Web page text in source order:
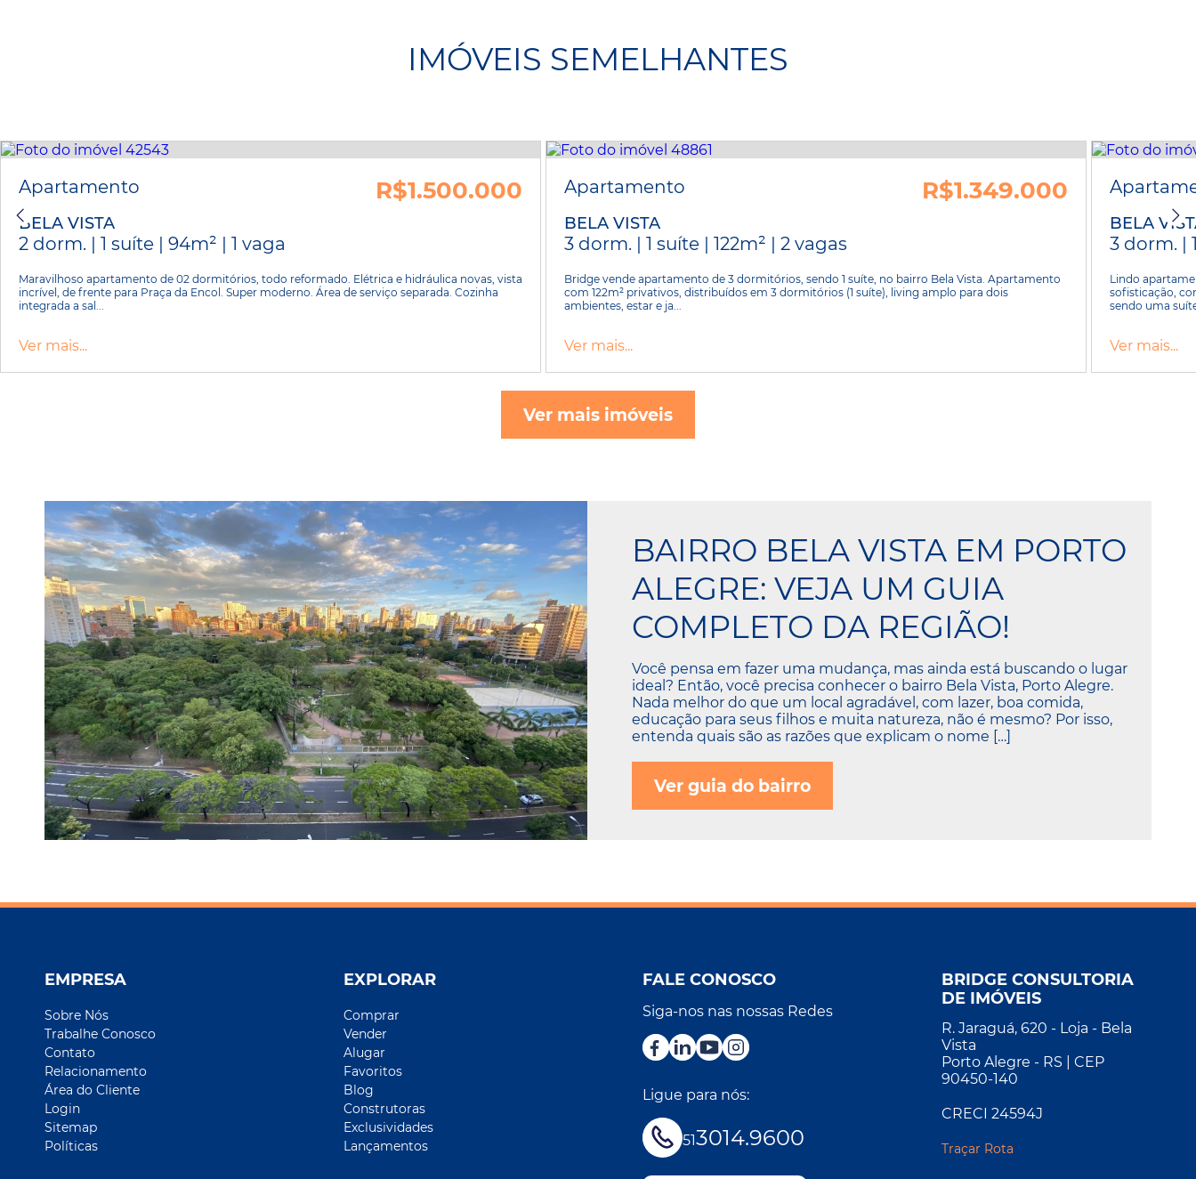
IMÓVEIS SEMELHANTES
Apartamento R$1.500.000
BELA VISTA
2 dorm. | 1 suíte | 94m² | 1 vaga
Maravilhoso apartamento de 02 dormitórios, todo reformado. Elétrica e hidráulica novas, vista
incrível, de frente para Praça da Encol. Super moderno. Área de serviço separada. Cozinha
integrada a sal...
Ver mais...
Apartamento R$1.349.000
BELA VISTA
3 dorm. | 1 suíte | 122m² | 2 vagas
Bridge vende apartamento de 3 dormitórios, sendo 1 suíte, no bairro Bela Vista. Apartamento
com 122m² privativos, distribuídos em 3 dormitórios (1 suíte), living amplo para dois
ambientes, estar e ja...
Ver mais...
BELA
3 dorm. |
Lindo
sofisticação,
sendo uma
Ver mais...
Ver mais imóveis
BAIRRO BELA VISTA EM PORTO
ALEGRE: VEJA UM GUIA
COMPLETO DA REGIÃO!
Você pensa em fazer uma mudança, mas ainda está buscando o lugar
ideal? Então, você precisa conhecer o bairro Bela Vista, Porto Alegre.
Nada melhor do que um local agradável, com lazer, boa comida,
educação para seus filhos e muita natureza, não é mesmo? Por isso,
entenda quais são as razões que explicam o nome […]
Ver guia do bairro
EMPRESA
Sobre Nós
Trabalhe Conosco
Contato
Relacionamento
Área do Cliente
Login
Sitemap
Políticas
EXPLORAR
Comprar
Vender
Alugar
Favoritos
Blog
Construtoras
Exclusividades
Lançamentos
FALE CONOSCO
Siga-nos nas nossas Redes
Ligue para nós:
513014.9600
BRIDGE CONSULTORIA
DE IMÓVEIS
R. Jaraguá, 620 - Loja - Bela
Vista
Porto Alegre - RS | CEP
90450-140
CRECI 24594J
Traçar Rota